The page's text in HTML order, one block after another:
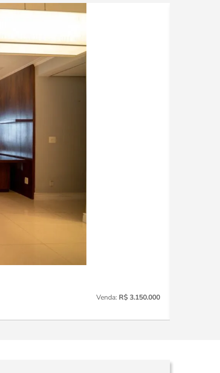
Venda: R$ 3.150.000